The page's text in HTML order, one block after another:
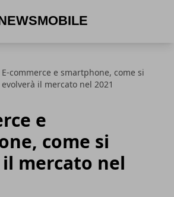
E-commerce e smartphone, come si
evolverà il mercato nel 2021
e
come si
mercato nel